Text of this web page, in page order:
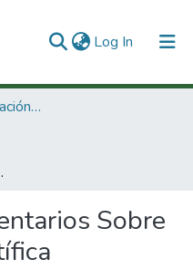
Log In (current)
3. Recursos de Información Científica y Tecnológica
Sobre